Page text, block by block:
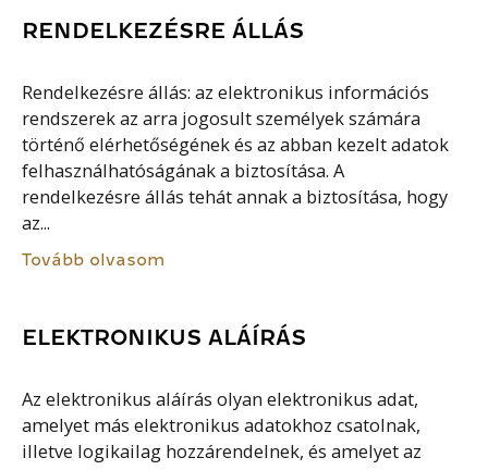
RENDELKEZÉSRE ÁLLÁS
Rendelkezésre állás: az elektronikus információs
rendszerek az arra jogosult személyek számára
történő elérhetőségének és az abban kezelt adatok
felhasználhatóságának a biztosítása. A
rendelkezésre állás tehát annak a biztosítása, hogy
az...
Tovább olvasom
ELEKTRONIKUS ALÁÍRÁS
Az elektronikus aláírás olyan elektronikus adat,
amelyet más elektronikus adatokhoz csatolnak,
illetve logikailag hozzárendelnek, és amelyet az